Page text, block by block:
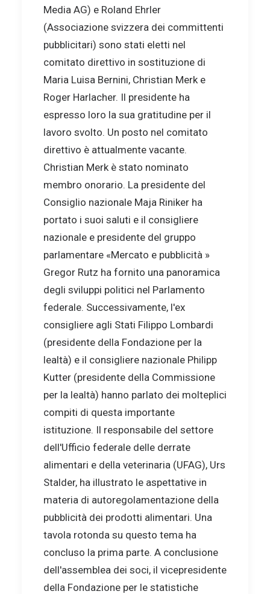
Media AG) e Roland Ehrler
(Associazione svizzera dei committenti
pubblicitari) sono stati eletti nel
comitato direttivo in sostituzione di
Maria Luisa Bernini, Christian Merk e
Roger Harlacher. Il presidente ha
espresso loro la sua gratitudine per il
lavoro svolto. Un posto nel comitato
direttivo è attualmente vacante.
Christian Merk è stato nominato
membro onorario. La presidente del
Consiglio nazionale Maja Riniker ha
portato i suoi saluti e il consigliere
nazionale e presidente del gruppo
parlamentare «Mercato e pubblicità »
Gregor Rutz ha fornito una panoramica
degli sviluppi politici nel Parlamento
federale. Successivamente, l'ex
consigliere agli Stati Filippo Lombardi
(presidente della Fondazione per la
lealtà) e il consigliere nazionale Philipp
Kutter (presidente della Commissione
per la lealtà) hanno parlato dei molteplici
compiti di questa importante
istituzione. Il responsabile del settore
dell'Ufficio federale delle derrate
alimentari e della veterinaria (UFAG), Urs
Stalder, ha illustrato le aspettative in
materia di autoregolamentazione della
pubblicità dei prodotti alimentari. Una
tavola rotonda su questo tema ha
concluso la prima parte. A conclusione
dell'assemblea dei soci, il vicepresidente
della Fondazione per le statistiche